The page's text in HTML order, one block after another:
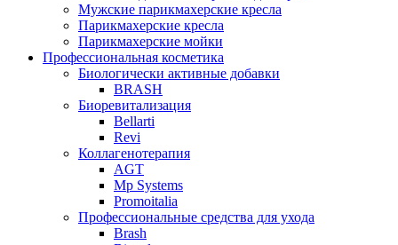
Мужские парикмахерские кресла
Парикмахерские кресла
Парикмахерские мойки
Профессиональная косметика
Биологически активные добавки
BRASH
Биоревитализация
Bellarti
Revi
Коллагенотерапия
AGT
Mp Systems
Promoitalia
Профессиональные средства для ухода
Brash